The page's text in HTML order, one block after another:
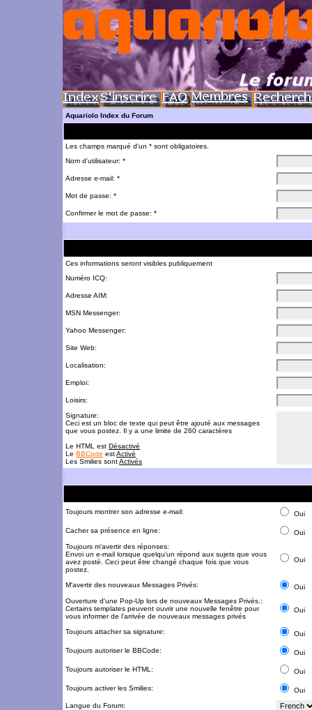
Aquariolo Index du Forum
Les champs marqué d'un * sont obligatoires.
Nom d'utilisateur: *
Adresse e-mail: *
Mot de passe: *
Confirmer le mot de passe: *
Ces informations seront visibles publiquement
Numéro ICQ:
Adresse AIM:
MSN Messenger:
Yahoo Messenger:
Site Web:
Localisation:
Emploi:
Loisirs:
Signature:
Ceci est un bloc de texte qui peut être ajouté aux messages
que vous postez. Il y a une limite de 260 caractères
Le HTML est Désactivé
Le BBCode estActivé
Les Smilies sontActivés
Toujours montrer son adresse e-mail: Oui
Cacher sa présence en ligne:
Oui
Toujours m'avertir des réponses:
Envoi un e-mail lorsque quelqu'un répond aux sujets que vous
avez posté. Ceci peut être changé chaque fois que vous
postez.
Oui
M'avertir des nouveaux Messages Privés:
Oui
Ouverture d'une Pop-Up lors de nouveaux Messages Privés.:
Certains templates peuvent ouvrir une nouvelle fenêtre pour
vous informer de l'arrivée de nouveaux messages privés
Oui
Toujours attacher sa signature: Oui
Toujours autoriser le BBCode: Oui
Toujours autoriser le HTML: Oui
Toujours activer les Smilies:
Oui
Langue du Forum: